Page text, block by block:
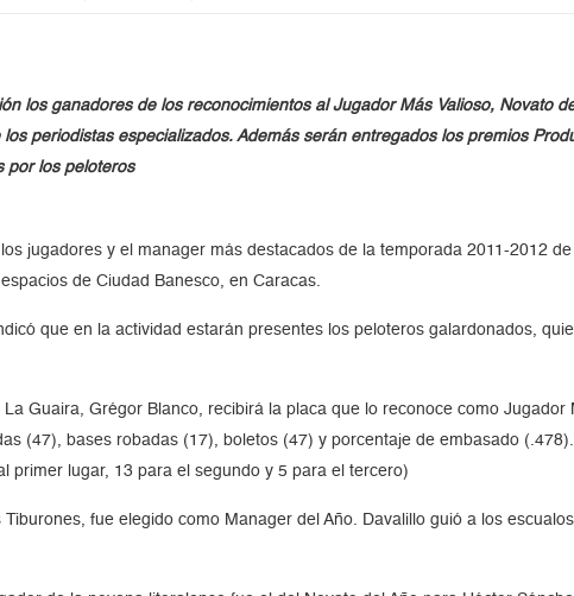
los ganadores de los reconocimientos al Jugador Más Valioso, Novato
periodistas especializados. Además serán entregados los premios
por los peloteros
jugadores y el manager más destacados de la temporada 2011-2012
de Ciudad Banesco, en Caracas.
que en la actividad estarán presentes los peloteros galardonados,
Guaira, Grégor Blanco, recibirá la placa que lo reconoce como
(47), bases robadas (17), boletos (47) y porcentaje de embasado
primer lugar, 13 para el segundo y 5 para el tercero)
fue elegido como Manager del Año. Davalillo guió a los